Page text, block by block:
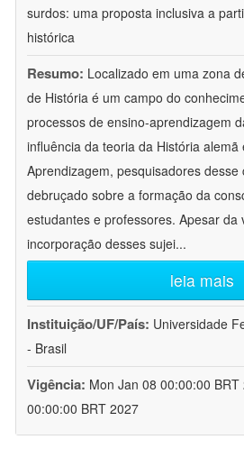
surdos: uma proposta inclusiva a
histórica
Resumo: Localizado em uma zona
de História é um campo do
processos de ensino-aprendizagem
influência da teoria da História alemã
Aprendizagem, pesquisadores desse
debruçado sobre a formação da
estudantes e professores. Apesar da
incorporação desses sujei...
leia mais
Instituição/UF/País: Universidade
- Brasil
Vigência: Mon Jan 08 00:00:00 BRT
00:00:00 BRT 2027